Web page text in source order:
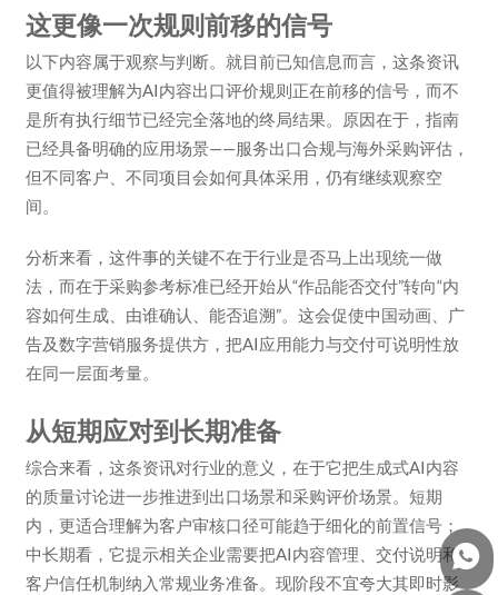
这更像一次规则前移的信号
以下内容属于观察与判断。就目前已知信息而言，这条资讯
更值得被理解为AI内容出口评价规则正在前移的信号，而不
是所有执行细节已经完全落地的终局结果。原因在于，指南
已经具备明确的应用场景——服务出口合规与海外采购评估，
但不同客户、不同项目会如何具体采用，仍有继续观察空
间。
分析来看，这件事的关键不在于行业是否马上出现统一做
法，而在于采购参考标准已经开始从“作品能否交付”转向“内
容如何生成、由谁确认、能否追溯”。这会促使中国动画、广
告及数字营销服务提供方，把AI应用能力与交付可说明性放
在同一层面考量。
从短期应对到长期准备
综合来看，这条资讯对行业的意义，在于它把生成式AI内容
的质量讨论进一步推进到出口场景和采购评价场景。短期
内，更适合理解为客户审核口径可能趋于细化的前置信号；
中长期看，它提示相关企业需要把AI内容管理、交付说明和
客户信任机制纳入常规业务准备。现阶段不宜夸大其即时影
